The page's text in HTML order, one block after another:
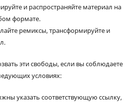
и распространяйте материал на
формате.
ремиксы, трансформируйте и
эти свободы, если вы соблюдаете
условиях:
указать соответствующую ссылку,